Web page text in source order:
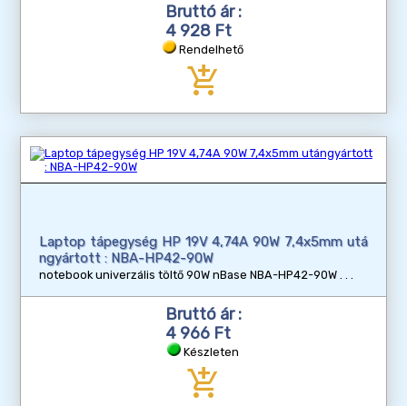
Bruttó ár :
4 928 Ft
Rendelhető
add_shopping_cart
Laptop tápegység HP 19V 4,74A 90W 7,4x5mm utá
ngyártott : NBA-HP42-90W
notebook univerzális töltő 90W nBase NBA-HP42-90W
Bruttó ár :
4 966 Ft
Készleten
add_shopping_cart